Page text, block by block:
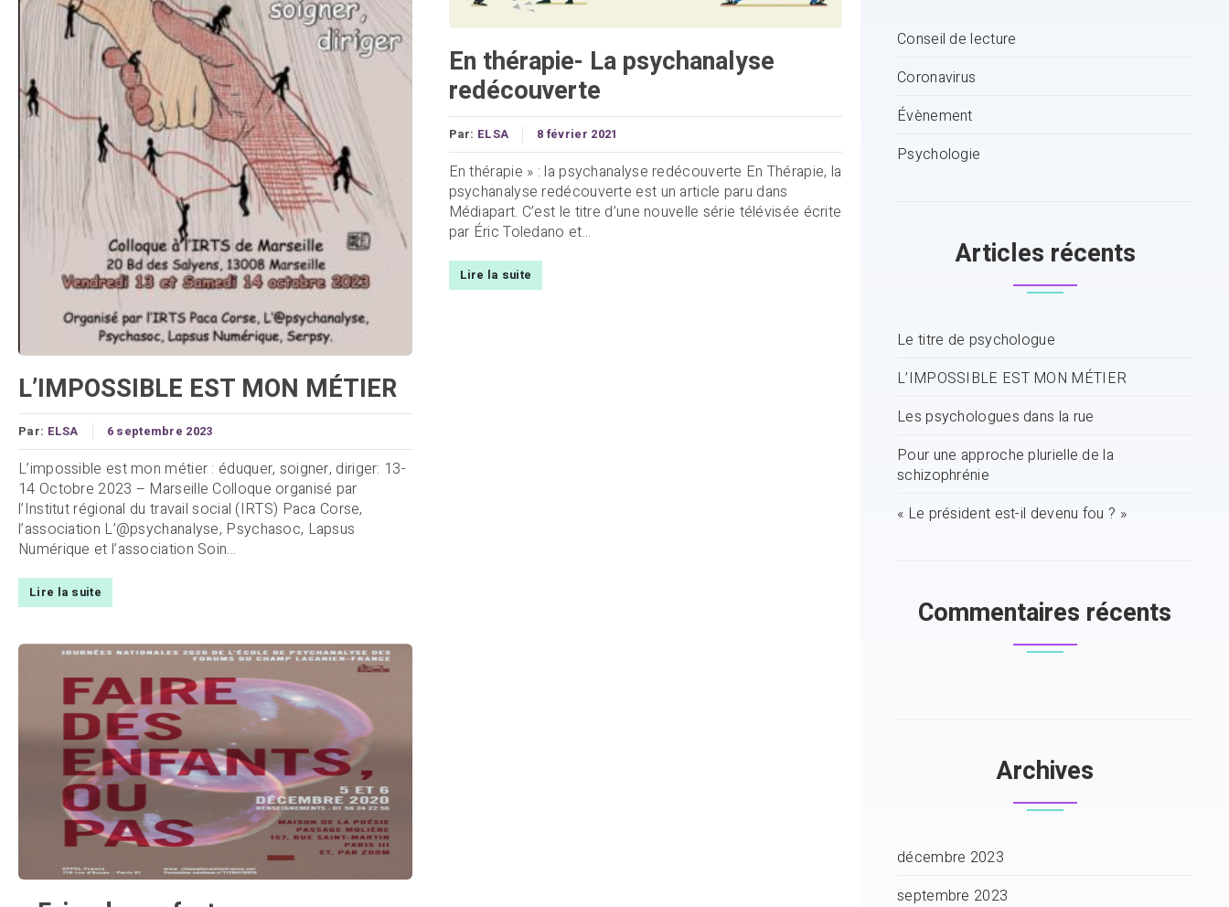
L’IMPOSSIBLE EST MON MÉTIER
Par: ELSA 6 septembre 2023
L’impossible est mon métier : éduquer, soigner, diriger: 13-
14 Octobre 2023 – Marseille Colloque organisé par
l’Institut régional du travail social (IRTS) Paca Corse,
l’association L’@psychanalyse, Psychasoc, Lapsus
Numérique et l’association Soin...
Lire la suite
En thérapie- La psychanalyse
redécouverte
Par: ELSA 8 février 2021
En thérapie » : la psychanalyse redécouverte En Thérapie, la
psychanalyse redécouverte est un article paru dans
Médiapart. C’est le titre d’une nouvelle série télévisée écrite
par Éric Toledano et...
Lire la suite
Conseil de lecture
Coronavirus
Évènement
Psychologie
Articles récents
Le titre de psychologue
L’IMPOSSIBLE EST MON MÉTIER
Les psychologues dans la rue
Pour une approche plurielle de la
schizophrénie
« Le président est-il devenu fou ? »
Commentaires récents
Archives
décembre 2023
septembre 2023